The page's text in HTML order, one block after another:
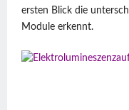
ersten Blick die
Module erkennt.